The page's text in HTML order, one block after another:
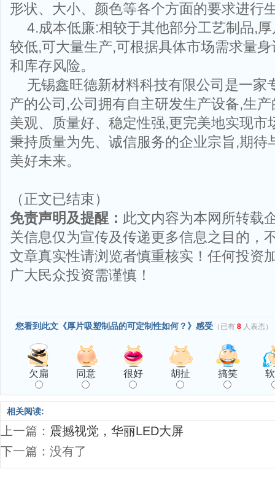
形状、大小、颜色等各个方面的要求进行
4.成本低廉:相较于其他部分工艺制品,
较低,可大量生产,可根据具体市场需求量
和库存风险。
无锡鑫旺德新材料科技有限公司是一家
产的公司,公司拥有自主研发生产设备,生
美观、质量好、稳定性强,更完美地实现市
秉持质量为先、诚信服务的企业宗旨,期待
美好未来。
（正文已结束）
免责声明及提醒： 此文内容为本网所转载
关信息仅为宣传及传递更多信息之目的，
文章真实性请浏览者慎重核实！任何投资
广大民众投资需谨慎！
您看到此文《厚片吸塑制品的可定制性如何？》感受 （已有 8 人表态）
欠扁 同意 很好 胡扯 搞笑
相关阅读:
上一篇： 震撼视觉，华丽LED大屏
下一篇：没有了